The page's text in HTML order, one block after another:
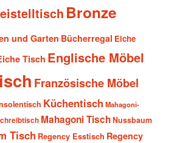
Bronze
und Garten Bücherregal Eiche
Tisch Englische Möbel
Französische Möbel
Küchentisch Mahagoni-
Mahagoni TischNussbaum
Tisch Regency Esstisch Regency